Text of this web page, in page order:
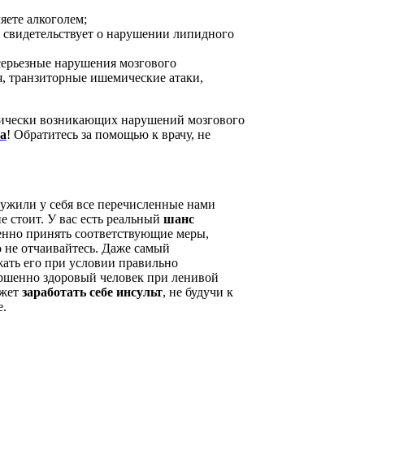
алкоголем;
о нарушении липидного
нарушения мозгового
транзиторные ишемические атаки,
возникающих нарушений мозгового
! Обратитесь за помощью к врачу, не
у себя все перечисленные нами
стоит. У вас есть реальный шанс
принять соответствующие меры,
отчаивайтесь. Даже самый
его при условии правильно
здоровый человек при ленивой
заработать себе инсульт, не будучи к